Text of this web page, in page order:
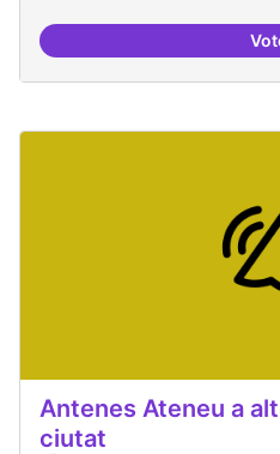
Antenes Ateneu a
ciutat